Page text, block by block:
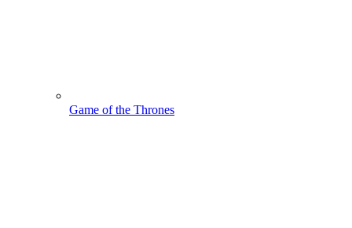
Game of the Thrones